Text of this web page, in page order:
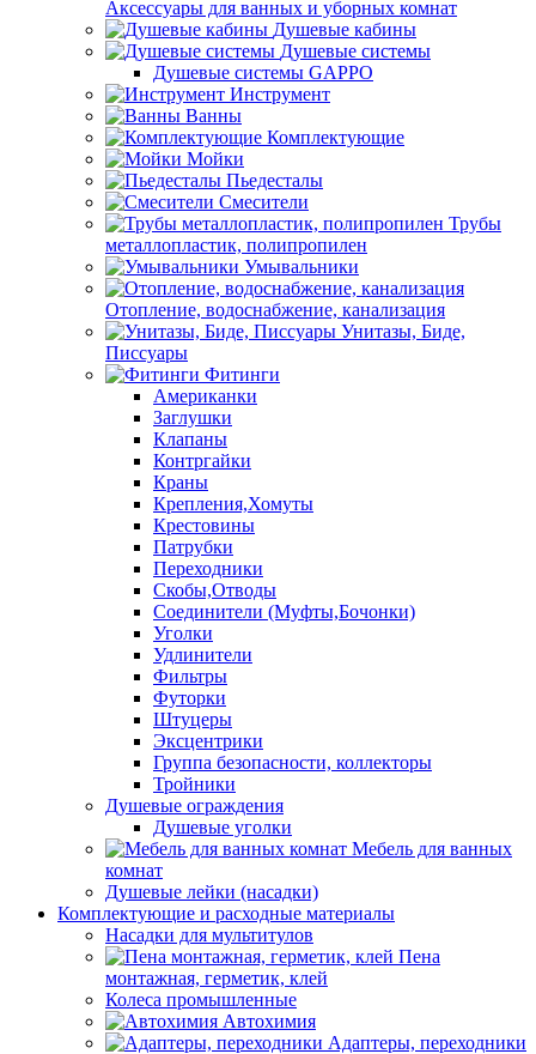
Аксессуары для ванных и уборных комнат
Душевые кабины
Душевые системы
Душевые системы GAPPO
Инструмент
Ванны
Комплектующие
Мойки
Пьедесталы
Смесители
Трубы
металлопластик, полипропилен
Умывальники
Отопление, водоснабжение, канализация
Унитазы, Биде,
Писсуары
Фитинги
Американки
Заглушки
Клапаны
Контргайки
Краны
Крепления,Хомуты
Крестовины
Патрубки
Переходники
Скобы,Отводы
Соединители (Муфты,Бочонки)
Уголки
Удлинители
Фильтры
Футорки
Штуцеры
Эксцентрики
Группа безопасности, коллекторы
Тройники
Душевые ограждения
Душевые уголки
Мебель для ванных
комнат
Душевые лейки (насадки)
Комплектующие и расходные материалы
Насадки для мультитулов
Пена
монтажная, герметик, клей
Колеса промышленные
Автохимия
Адаптеры, переходники